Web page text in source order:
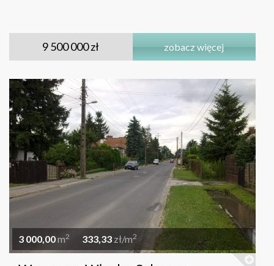
9 500 000 zł zobacz więcej
3 000,00m2 333,33 zł/m2